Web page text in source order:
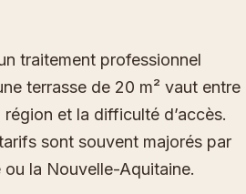
traitement professionnel
terrasse de 20 m² vaut entre
région et la difficulté d’accès.
sont souvent majorés par
la Nouvelle-Aquitaine.